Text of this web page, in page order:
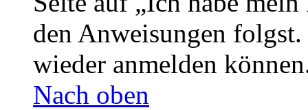
den Anweisungen
wieder anmelden
Nach oben